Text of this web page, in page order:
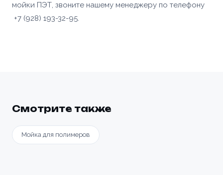
мойки ПЭТ, звоните нашему менеджеру по телефону
+7 (928) 193-32-95.
Смотрите также
Мойка для полимеров